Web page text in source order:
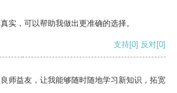
实，可以帮助我做出更准确的选择。
支持[0] 反对[0]
师益友，让我能够随时随地学习新知识，拓宽